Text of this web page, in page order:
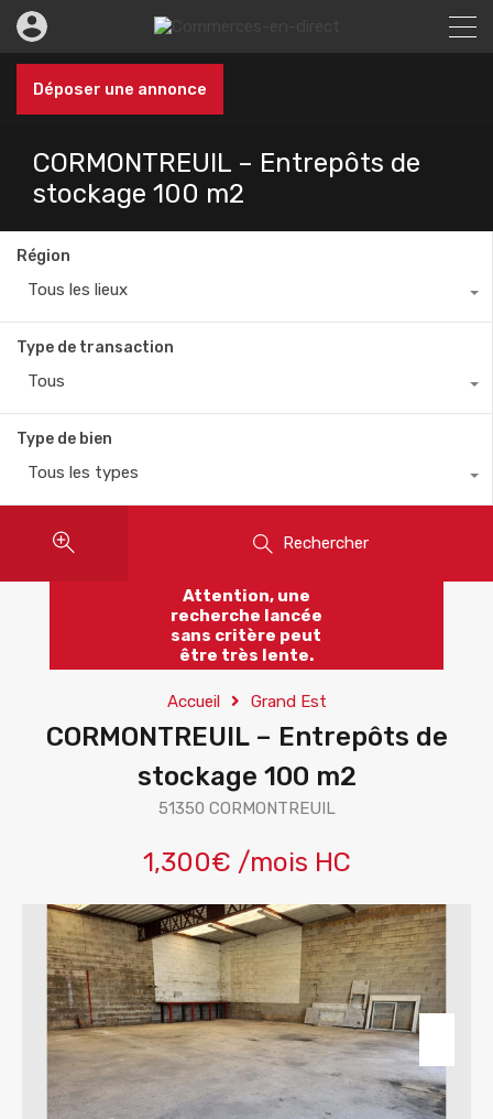
Déposer une annonce
CORMONTREUIL – Entrepôts de
stockage 100 m2
Région
Tous les lieux
Type de transaction
Tous
Type de bien
Tous les types
Rechercher
Attention, une
recherche lancée
sans critère peut
être très lente.
Accueil Grand Est
CORMONTREUIL – Entrepôts de
stockage 100 m2
51350 CORMONTREUIL
1,300€ /mois HC